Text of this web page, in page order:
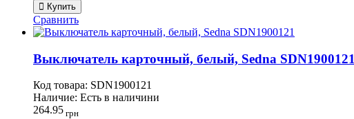
Купить
Сравнить
Выключатель карточный, белый, Sedna SDN1900121
Код товара: SDN1900121
Наличие: Есть в наличини
264.95 грн